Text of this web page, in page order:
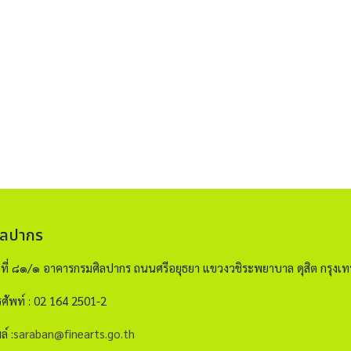
ปากร
ที่ ๘๑/๑ อาคารกรมศิลปากร ถนนศรีอยุธยา แขวงวชิระพยาบาล ดุสิต กรุง
ศัพท์ : 02 164 2501-2
:saraban@finearts.go.th